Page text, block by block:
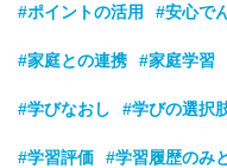
#ポイントの活用 #安心で
#家庭との連携 #家庭学習
#学びなおし #学びの選択
#学習評価 #学習履歴のみ